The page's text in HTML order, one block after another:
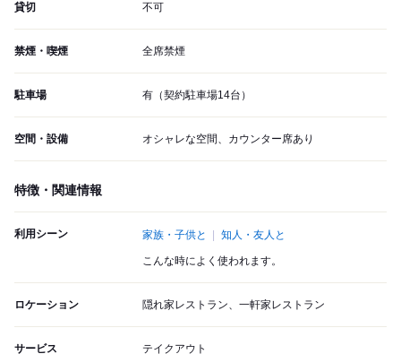
貸切 不可
禁煙・喫煙 全席禁煙
駐車場 有（契約駐車場14台）
空間・設備 オシャレな空間、カウンター席あり
特徴・関連情報
利用シーン 家族・子供と 知人・友人と
こんな時によく使われます。
ロケーション 隠れ家レストラン、一軒家レストラン
サービス テイクアウト